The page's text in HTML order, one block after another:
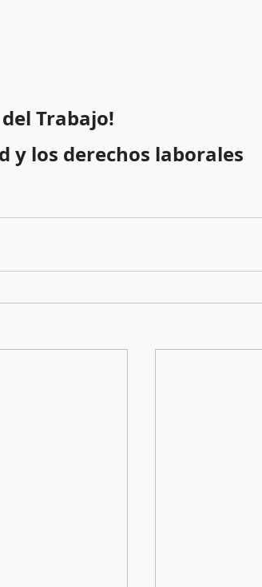
del Trabajo!
y los derechos laborales